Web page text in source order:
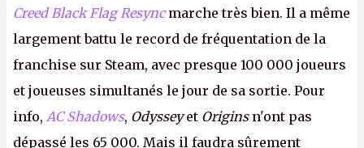
Creed Black Flag Resyncmarche très bien. Il a même
largement battu le record de fréquentation de la
franchise sur Steam, avec presque 100 000 joueurs
et joueuses simultanés le jour de sa sortie. Pour
info, AC Shadows, Odysseyet Originsn'ont pas
dépassé les 65 000. Mais il faudra sûrement